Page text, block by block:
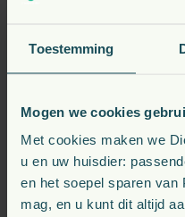
Toestemming
Mogen we cookies
Met cookies maken we
u en uw huisdier:
en het soepel sparen van
mag, en u kunt dit altijd
66,
Verwachte